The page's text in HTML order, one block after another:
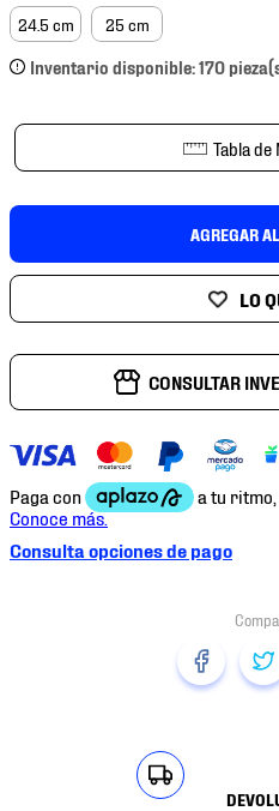
24.5 cm 25 cm
Inventario disponible: 170
Tabla de
AGREGAR
CONSULTAR
Consulta opciones de pago
7.
chivas